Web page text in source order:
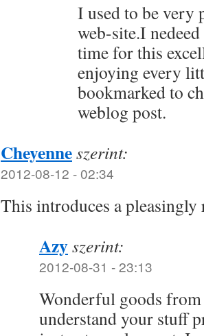
I used to be very
web-site.I
time for this
enjoying every
bookmarked to
weblog post.
Cheyenneszerint:
2012-08-12 - 02:34
This introduces a
Azyszerint:
2012-08-31 - 23:13
Wonderful goods
understand your stuff